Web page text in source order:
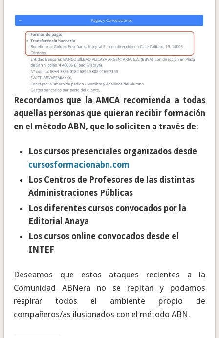
Recordamos que
la AMCA recomienda a todas
aquellas personas que quieran recibir formación
en el método ABN, que lo soliciten a través de:
Los cursos presenciales organizados desde
cursosformacionabn.com
Los Centros de Profesores de las distintas
Administraciones Públicas
Los diferentes cursos convocados por la
Editorial Anaya
Los cursos online convocados desde el
INTEF
Deseamos que estos ataques recientes a la
Comunidad ABNera no se repitan y podamos
respirar todos el ambiente propio de
compañeros/as ilusionados con el método ABN.